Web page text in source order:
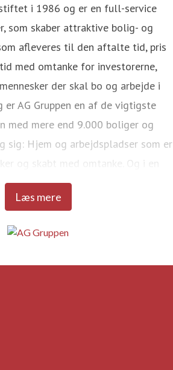
Læs mere
i 1986 og er en full-service
som skaber attraktive bolig- og
afleveres til den aftalte tid, pris
med omtanke for investorerne,
der skal bo og arbejde i
er AG Gruppen en af de vigtigste
med mere end 9.000 boliger og
sig: Hjem og arbejdspladser som er
og skabt med omtanke. Og i en
der kan tåle livet.